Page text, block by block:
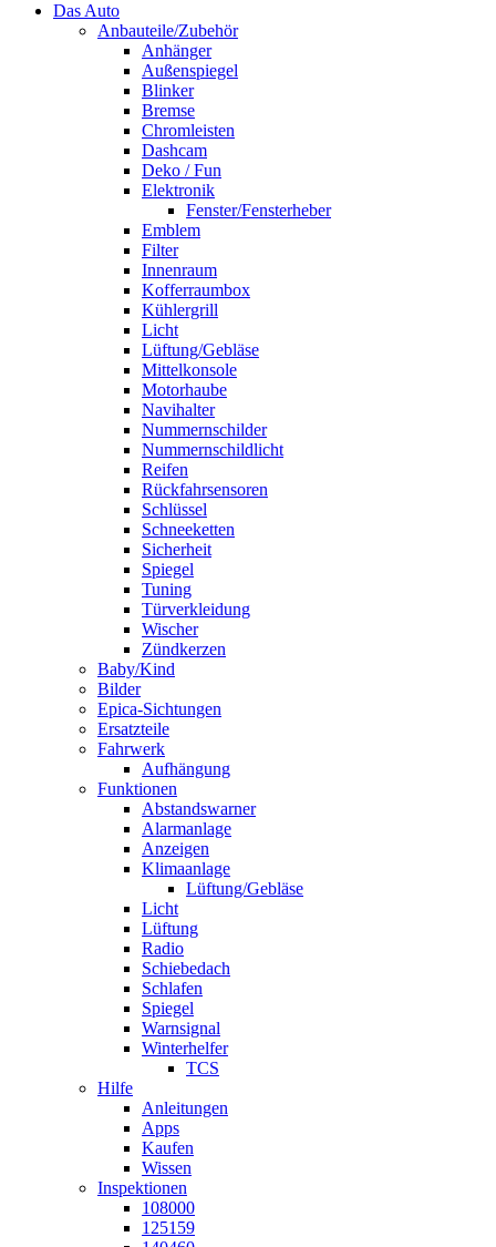
Das Auto
Anbauteile/Zubehör
Anhänger
Außenspiegel
Blinker
Bremse
Chromleisten
Dashcam
Deko / Fun
Elektronik
Fenster/Fensterheber
Emblem
Filter
Innenraum
Kofferraumbox
Kühlergrill
Licht
Lüftung/Gebläse
Mittelkonsole
Motorhaube
Navihalter
Nummernschilder
Nummernschildlicht
Reifen
Rückfahrsensoren
Schlüssel
Schneeketten
Sicherheit
Spiegel
Tuning
Türverkleidung
Wischer
Zündkerzen
Baby/Kind
Bilder
Epica-Sichtungen
Ersatzteile
Fahrwerk
Aufhängung
Funktionen
Abstandswarner
Alarmanlage
Anzeigen
Klimaanlage
Lüftung/Gebläse
Licht
Lüftung
Radio
Schiebedach
Schlafen
Spiegel
Warnsignal
Winterhelfer
TCS
Hilfe
Anleitungen
Apps
Kaufen
Wissen
Inspektionen
108000
125159